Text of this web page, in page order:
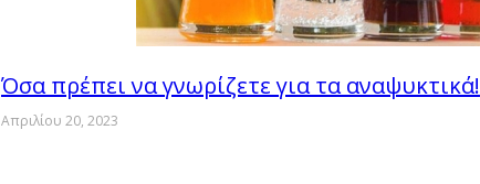
Όσα πρέπει να γνωρίζετε για τα αναψυκτικά!
Απριλίου 20, 2023